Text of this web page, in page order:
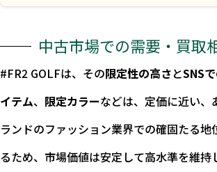
中古市場での需要・買取
#FR2 GOLFは、その限定性の高さとSNS
イテム、 限定カラーなどは、定価に近い
ランドのファッション業界での確固たる
るため、市場価値は安定して高水準を維持